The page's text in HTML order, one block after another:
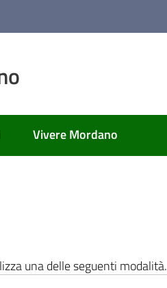
Vivere Mordano
una delle seguenti modalità.